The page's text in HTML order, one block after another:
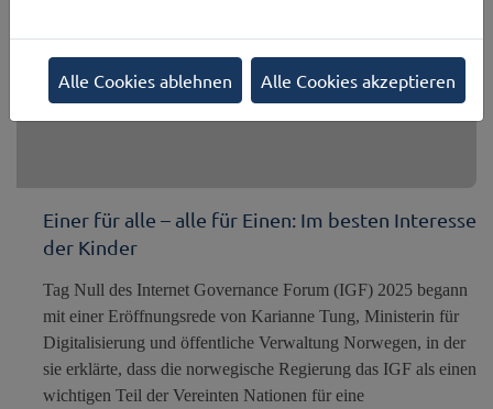
Einer für alle – alle für Einen: Im besten Interesse
der Kinder
Tag Null des Internet Governance Forum (IGF) 2025 begann
mit einer Eröffnungsrede von Karianne Tung, Ministerin für
Digitalisierung und öffentliche Verwaltung Norwegen, in der
sie erklärte, dass die norwegische Regierung das IGF als einen
wichtigen Teil der Vereinten Nationen für eine
Alle Cookies ablehnen Alle Cookies akzeptieren